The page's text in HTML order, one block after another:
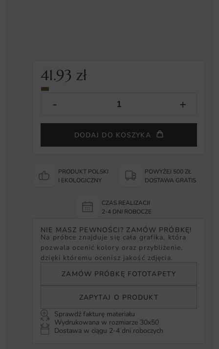
41.93zł
DODAJ DO KOSZYKA
PRODUKT POLSKI
I EKOLOGICZNY
POWYŻEJ 500 ZŁ
DOSTAWA GRATIS
CZAS REALIZACJI
2-4 DNI ROBOCZE
NIE MASZ PEWNOŚCI? ZAMÓW PRÓBKĘ!
Na próbce znajduje się cała grafika, która
pozwala ocenić kolory oraz przybliżenie,
dzięki któremu ocenisz jakość zdjęcia.
ZAMÓW PRÓBKĘ FOTOTAPETY
ZAPYTAJ O PRODUKT
Sprawdź fakturę materiału
Wydrukowana w rozmiarze 30x50
Dostawa w ciągu 2-4 dni roboczych